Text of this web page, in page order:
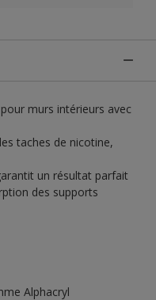
murs intérieurs avec
taches de nicotine,
un résultat parfait
des supports
Alphacryl